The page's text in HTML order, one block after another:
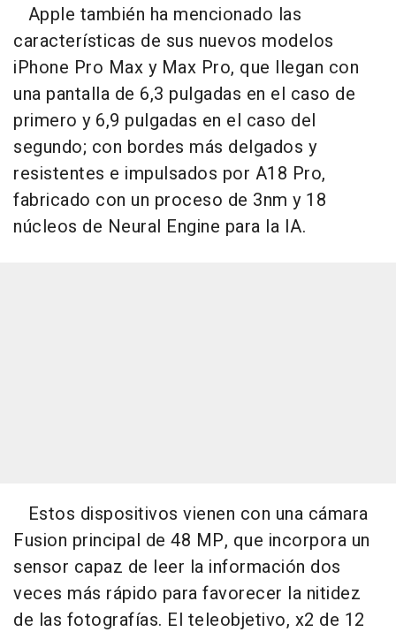
Apple también ha mencionado las
características de sus nuevos modelos
iPhone Pro Max y Max Pro, que llegan con
una pantalla de 6,3 pulgadas en el caso de
primero y 6,9 pulgadas en el caso del
segundo; con bordes más delgados y
resistentes e impulsados por A18 Pro,
fabricado con un proceso de 3nm y 18
núcleos de Neural Engine para la IA.
Estos dispositivos vienen con una cámara
Fusion principal de 48 MP, que incorpora un
sensor capaz de leer la información dos
veces más rápido para favorecer la nitidez
de las fotografías. El teleobjetivo, x2 de 12